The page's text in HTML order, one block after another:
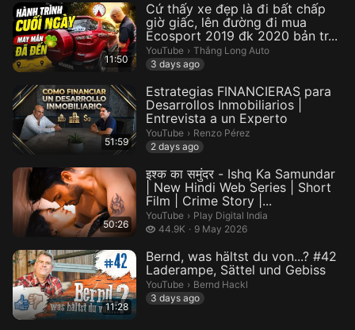
11:50
Cứ thấy xe đẹp là đi bất chấp
giờ giấc, lên đường đi mua
Ecosport 2019 đk 2020 bản tr...
YouTube › Thắng Long Auto.
Thắng Long Auto
3 days ago
51:59
Estrategias FINANCIERAS para
Desarrollos Inmobiliarios |
Entrevista a un Experto
YouTube › Renzo Pérez.
Renzo Pérez
2 days ago
50:26
इश्क का समुंदर - Ishq Ka Samundar
| New Hindi Web Series | Short
Film | Crime Story |...
YouTube › Play Digital India.
Play Digital India
44.9K
44.9 thousand views
9 May 2026
11:28
Bernd, was hältst du von...? #42
Laderampe, Sättel und Gebiss
YouTube › Bernd Hackl.
Bernd Hackl
3 days ago